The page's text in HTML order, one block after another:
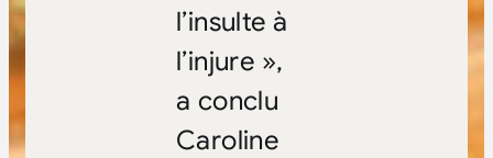
l’insulte à
l’injure »,
a conclu
Caroline